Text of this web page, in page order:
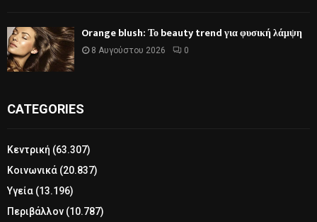
Orange blush: Το beauty trend για φυσική λάμψη
8 Αυγούστου 2026 0
CATEGORIES
Κεντρική (63.307)
Κοινωνικά (20.837)
Υγεία (13.196)
Περιβάλλον (10.787)